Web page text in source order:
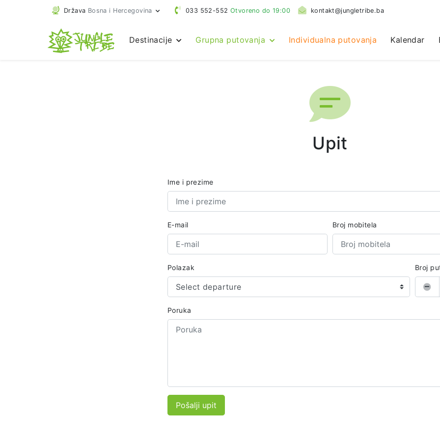
Država Bosna i Hercegovina 033 552-552 Otvoreno do 19:00 kontakt@jungletribe.ba
Destinacije Grupna putovanja Individualna putovanja Kalendar
Upit
Ime i prezime
E-mail Broj mobitela
Polazak
Select departure
Broj
Poruka
Pošalji upit